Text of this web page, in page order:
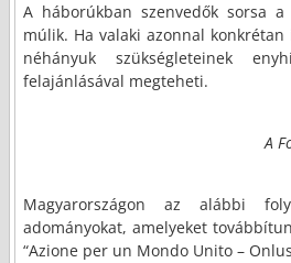
A háborúkban szenvedők sorsa
múlik. Ha valaki azonnal
néhányuk szükségleteinek
felajánlásával megteheti.
A
Magyarországon az alábbi
adományokat, amelyeket
“Azione per un Mondo Unito –